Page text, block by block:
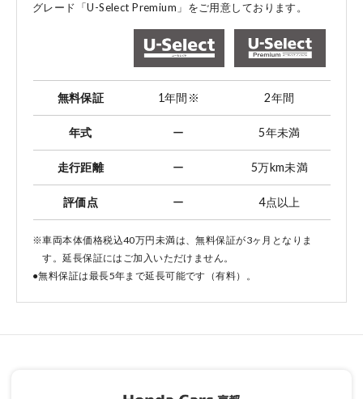
グレード「U-Select Premium」をご用意しております。
無料保証 1年間 ※ 2年間
年式 ー 5年未満
走行距離 ー 5万km未満
評価点 ー 4点以上
※車両本体価格税込40万円未満は、無料保証が3ヶ月となりま
す。延長保証にはご加入いただけません。
●無料保証は最長5年まで延長可能です（有料）。